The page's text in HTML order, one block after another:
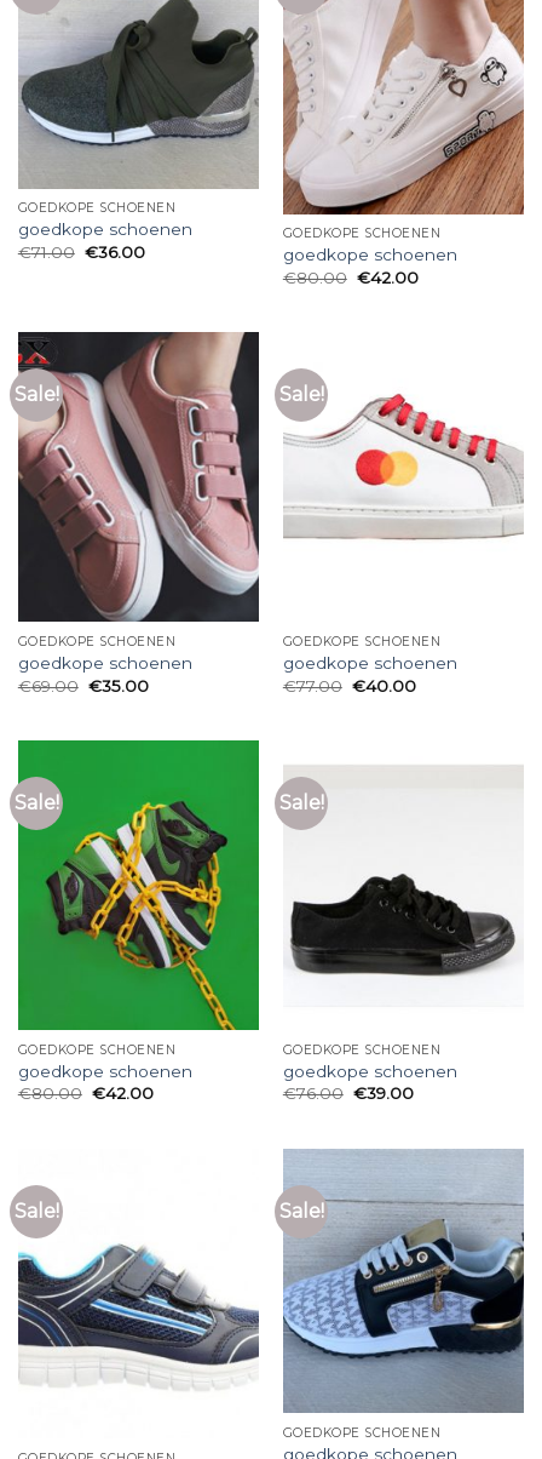
GOEDKOPE SCHOENEN
goedkope schoenen
€71.00 €36.00
GOEDKOPE SCHOENEN
goedkope schoenen
€80.00 €42.00
Sale!
GOEDKOPE SCHOENEN
goedkope schoenen
€69.00 €35.00
Sale!
GOEDKOPE SCHOENEN
goedkope schoenen
€77.00 €40.00
Sale!
GOEDKOPE SCHOENEN
goedkope schoenen
€80.00 €42.00
Sale!
GOEDKOPE SCHOENEN
goedkope schoenen
€76.00 €39.00
Sale! Sale!
GOEDKOPE SCHOENEN
goedkope schoenen